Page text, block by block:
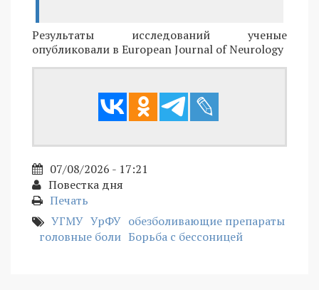
Результаты исследований ученые
опубликовали в European Journal of Neurology
07/08/2026 - 17:21
Повестка дня
Печать
УГМУ УрФУ обезболивающие препараты
головные боли Борьба с бессоницей